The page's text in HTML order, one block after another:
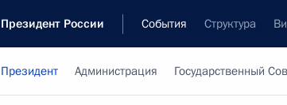
Президент России События Структура
Президент Администрация Государственный